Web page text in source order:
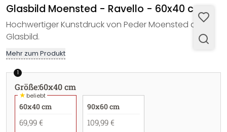
Glasbild Moensted - Ravello - 60x40 cm
Hochwertiger Kunstdruck von Peder Moensted als
Glasbild.
Mehr zum Produkt
1
Größe:60x40 cm
★beliebt
60x40 cm
69,99 €
90x60 cm
109,99 €